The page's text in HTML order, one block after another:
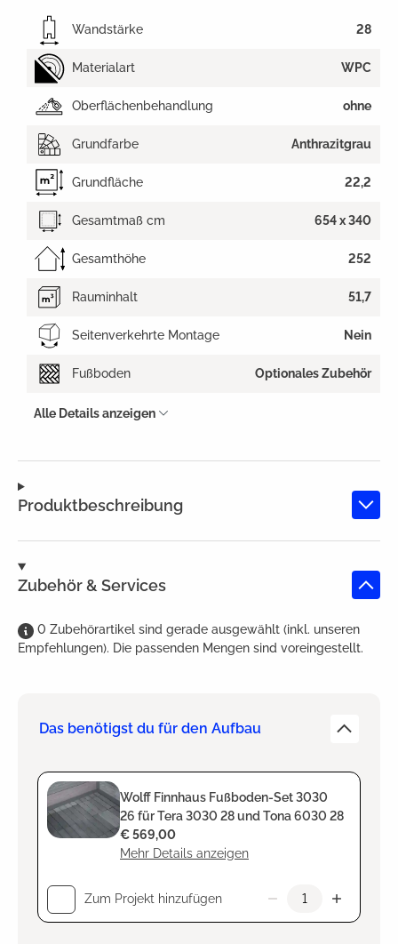
Produktbeschreibung
Zubehör & Services
0 Zubehörartikel sind gerade ausgewählt (inkl. unseren
Empfehlungen). Die passenden Mengen sind voreingestellt.
Das benötigst du für den Aufbau
Wolff Finnhaus Fußboden-Set 3030
26 für Tera 3030 28 und Tona 6030 28
Mehr Details anzeigen
€ 569,00
Zum Projekt hinzufügen
Wandstärke 28
Materialart WPC
Oberflächenbehandlung ohne
Grundfarbe Anthrazitgrau
Grundfläche 22,2
Gesamtmaß cm 654 x 340
Gesamthöhe 252
Rauminhalt 51,7
Seitenverkehrte Montage Nein
Fußboden Optionales Zubehör
Alle Details anzeigen